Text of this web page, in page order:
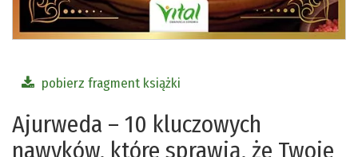
pobierz fragment książki
Ajurweda – 10 kluczowych
nawyków, które sprawią, że Twoje